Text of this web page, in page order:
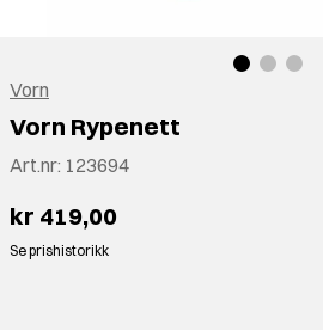
Vorn
Vorn Rypenett
Art.nr: 123694
kr 419,00
Se prishistorikk